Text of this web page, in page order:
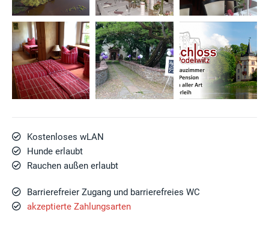
Kostenloses wLAN
Hunde erlaubt
Rauchen außen erlaubt
Barrierefreier Zugang und barrierefreies WC
akzeptierte Zahlungsarten